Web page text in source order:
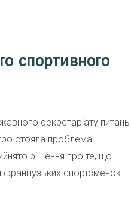
спортивного
секретаріату питань
стояла проблема
рішення про те, що
спортсменок.